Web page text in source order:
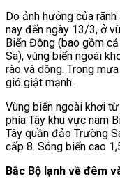
Do ảnh hưởng của
nay đến ngày 13/3, ở
Biển Đông (bao gồm
Sa), vùng biển ngoài
rào và dông. Trong
gió giật mạnh.
Vùng biển ngoài khơi
phía Tây khu vực nam
Tây quần đảo Trường
cấp 8. Sóng biển cao
Bắc Bộ lạnh về đêm